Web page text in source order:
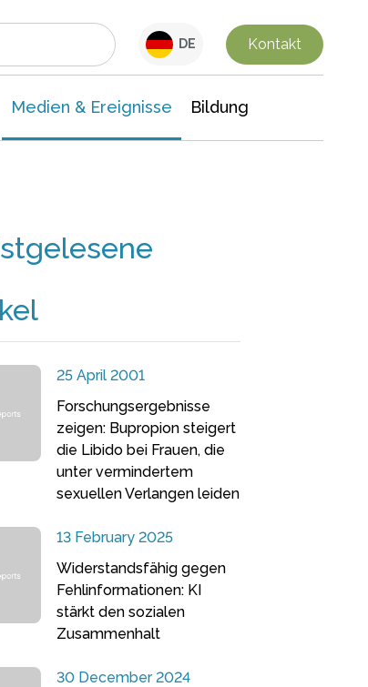
DE Kontakt
Medien & Ereignisse Bildung
25 April 2001
Forschungsergebnisse
zeigen: Bupropion steigert
die Libido bei Frauen, die
unter vermindertem
sexuellen Verlangen leiden
13 February 2025
Widerstandsfähig gegen
Fehlinformationen: KI
stärkt den sozialen
Zusammenhalt
30 December 2024